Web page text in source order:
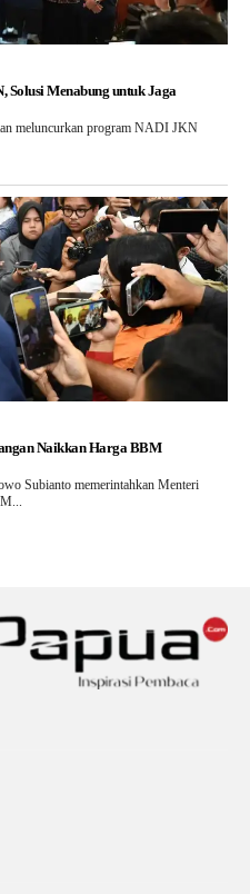
Solusi Menabung untuk Jaga
meluncurkan program NADI JKN
Naikkan Harga BBM
Subianto memerintahkan Menteri